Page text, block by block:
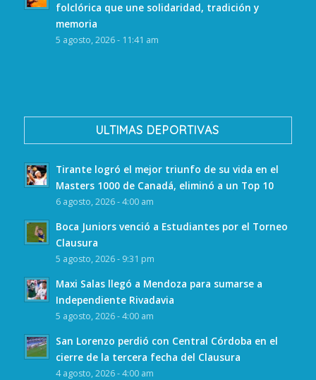
folclórica que une solidaridad, tradición y
memoria
5 agosto, 2026 - 11:41 am
ULTIMAS DEPORTIVAS
Tirante logró el mejor triunfo de su vida en el
Masters 1000 de Canadá, eliminó a un Top 10
6 agosto, 2026 - 4:00 am
Boca Juniors venció a Estudiantes por el Torneo
Clausura
5 agosto, 2026 - 9:31 pm
Maxi Salas llegó a Mendoza para sumarse a
Independiente Rivadavia
5 agosto, 2026 - 4:00 am
San Lorenzo perdió con Central Córdoba en el
cierre de la tercera fecha del Clausura
4 agosto, 2026 - 4:00 am